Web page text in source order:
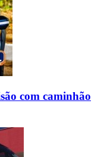
com caminhão